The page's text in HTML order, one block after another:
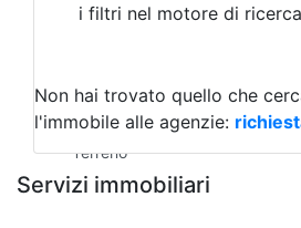
Magazzini
Qualsiasi
Terreno edificabile
Terreno
i filtri nel motore di
Non hai trovato quello che
l'immobile alle agenzie:
Servizi immobiliari